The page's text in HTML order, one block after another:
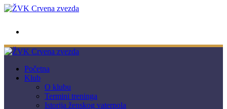
Početna
Klub
O klubu
Termini treninga
Istorija ženskog vaterpola